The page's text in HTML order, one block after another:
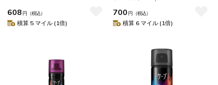
608 円 （税込）
積算 5 マイル (1倍)
700 円 （税込）
積算 6 マイル (1倍)